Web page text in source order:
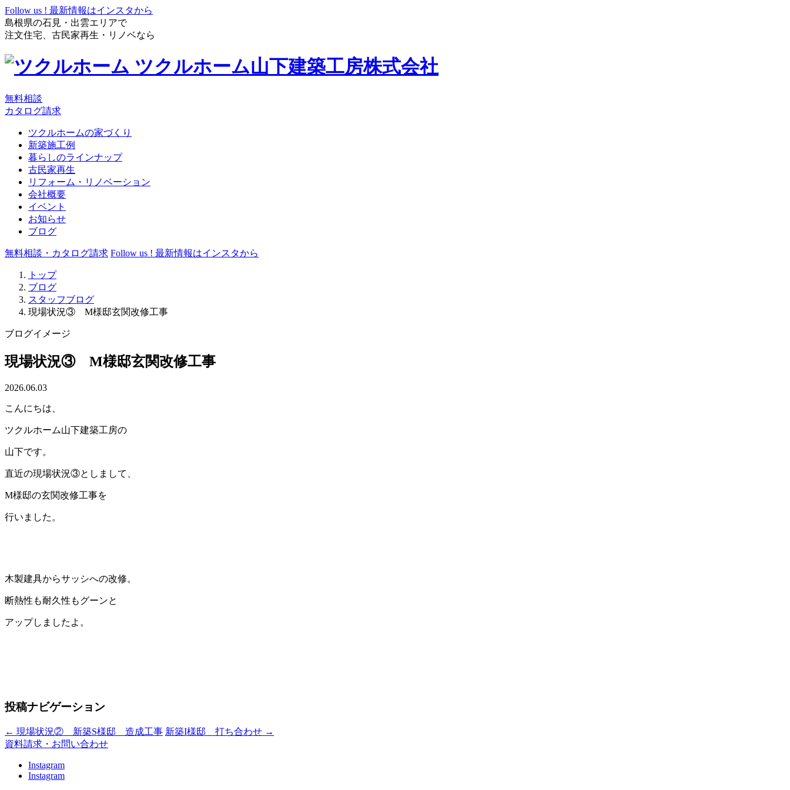
Follow us ! 最新情報はインスタから
島根県の石見・出雲エリアで
注文住宅、古民家再生・リノベなら
ツクルホーム山下建築工房株式会社
無料相談
カタログ請求
ツクルホームの家づくり
新築施工例
暮らしのラインナップ
古民家再生
リフォーム・リノベーション
会社概要
イベント
お知らせ
ブログ
無料相談・カタログ請求 Follow us ! 最新情報はインスタから
トップ
ブログ
スタッフブログ
現場状況③ M様邸玄関改修工事
ブログイメージ
現場状況③ M様邸玄関改修工事
2026.06.03
こんにちは、
ツクルホーム山下建築工房の
山下です。
直近の現場状況③としまして、
M様邸の玄関改修工事を
行いました。
木製建具からサッシへの改修。
断熱性も耐久性もグーンと
アップしましたよ。
投稿ナビゲーション
← 現場状況② 新築S様邸 造成工事 新築I様邸 打ち合わせ →
資料請求・お問い合わせ
Instagram
Instagram